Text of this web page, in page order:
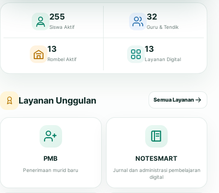
255
Siswa Aktif
32
Guru & Tendik
13
Rombel Aktif
13
Layanan Digital
Layanan Unggulan Semua Layanan
PMB
Penerimaan murid baru
NOTESMART
Jurnal dan administrasi pembelajaran
digital